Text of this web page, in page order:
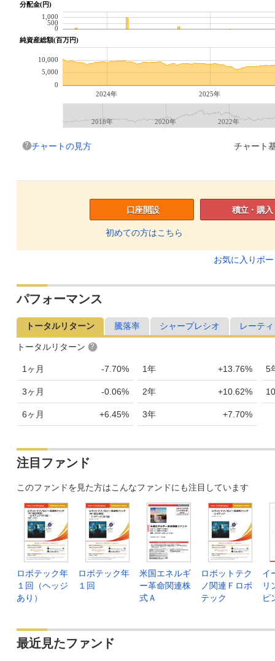
分配金(円)
0
500
1,000
純資産総額(百万円)
2024年 2025年
0
5,000
10,000
2018年 2020年 2022年
チャートの見方 チャート
口座開設
初めての方はこちら
積立・購入
お気に入りボ
パフォーマンス
トータルリターン 騰落率 シャープレシオ レーテ
トータルリターン
1ヶ月 -7.70%
3ヶ月 -0.06%
6ヶ月 +6.45%
1年 +13.76%
2年 +10.62%
3年 +7.70%
5
注目ファンド
このファンドを見た方はこんなファンドにも注目しています
ロボテック年
１回（ヘッジ
あり）
ロボテック年
１回
米国エネルギ
ー革命関連株
式Ａ
ロボットテク
ノ関連Ｆロボ
テック
イ
リ
ピ
最近見たファンド